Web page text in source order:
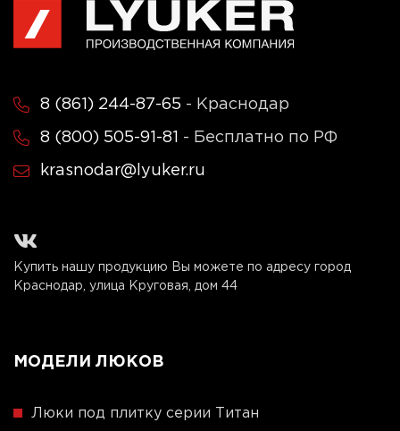
8 (861) 244-87-65 - Краснодар
8 (800) 505-91-81 - Бесплатно по РФ
krasnodar@lyuker.ru
Купить нашу продукцию Вы можете по адресу город
Краснодар, улица Круговая, дом 44
МОДЕЛИ ЛЮКОВ
Люки под плитку серии Титан